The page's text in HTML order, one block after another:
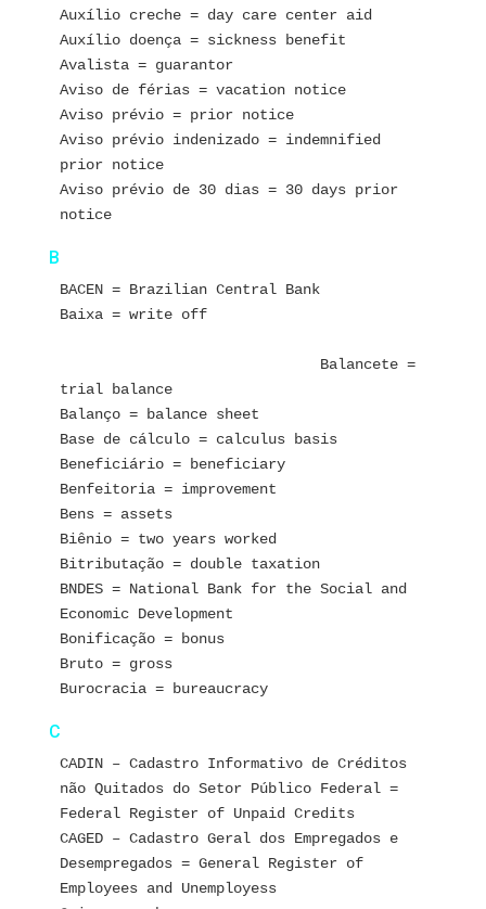
Auxílio creche = day care center aid
Auxílio doença = sickness benefit
Avalista = guarantor
Aviso de férias = vacation notice
Aviso prévio = prior notice
Aviso prévio indenizado = indemnified
prior notice
Aviso prévio de 30 dias = 30 days prior
notice
B
BACEN = Brazilian Central Bank
Baixa = write off
Balancete =
trial balance
Balanço = balance sheet
Base de cálculo = calculus basis
Beneficiário = beneficiary
Benfeitoria = improvement
Bens = assets
Biênio = two years worked
Bitributação = double taxation
BNDES = National Bank for the Social and
Economic Development
Bonificação = bonus
Bruto = gross
Burocracia = bureaucracy
C
CADIN – Cadastro Informativo de Créditos
não Quitados do Setor Público Federal =
Federal Register of Unpaid Credits
CAGED – Cadastro Geral dos Empregados e
Desempregados = General Register of
Employees and Unemployess